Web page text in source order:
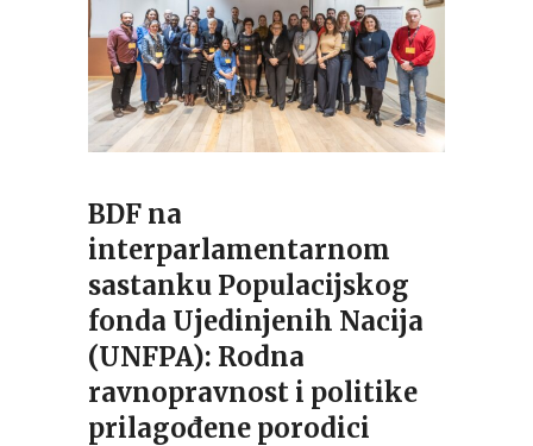
BDF na
interparlamentarnom
sastanku Populacijskog
fonda Ujedinjenih Nacija
(UNFPA): Rodna
ravnopravnost i politike
prilagođene porodici